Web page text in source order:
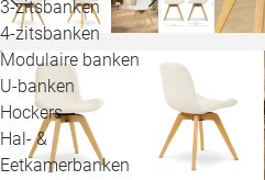
3-zitsbanken
4-zitsbanken
Modulaire banken
U-banken
Hockers
Hal- &
Eetkamerbanken